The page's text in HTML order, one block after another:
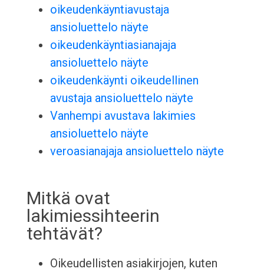
oikeudenkäyntiavustaja
ansioluettelo näyte
oikeudenkäyntiasianajaja
ansioluettelo näyte
oikeudenkäynti oikeudellinen
avustaja ansioluettelo näyte
Vanhempi avustava lakimies
ansioluettelo näyte
veroasianajaja ansioluettelo näyte
Mitkä ovat
lakimiessihteerin
tehtävät?
Oikeudellisten asiakirjojen, kuten